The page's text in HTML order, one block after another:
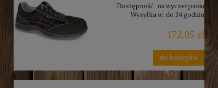
Dostępność: na wyczerpaniu
Wysyłka w: do 24 godzin
172,05 zł
do koszyka